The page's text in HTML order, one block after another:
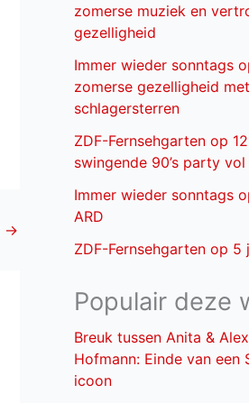
→
zomerse muziek en
gezelligheid
Immer wieder sonntags
zomerse gezelligheid
schlagersterren
ZDF-Fernsehgarten op
swingende 90’s party
Immer wieder sonntags
ARD
ZDF-Fernsehgarten op 5
Populair deze
Breuk tussen Anita &
Hofmann: Einde van een
icoon